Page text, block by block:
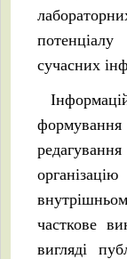
сучасних
часткове
вигляді